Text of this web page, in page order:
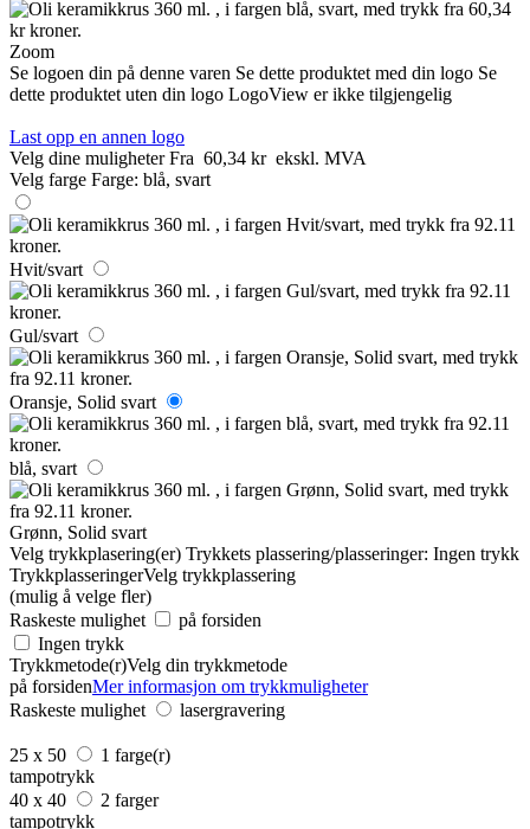
Zoom
Se logoen din på denne varen Se dette produktet med din logo Se
dette produktet uten din logo LogoView er ikke tilgjengelig
Last opp en annen logo
Velg dine muligheter Fra 60,34 kr ekskl. MVA
Velg farge Farge: blå, svart
Hvit/svart
Gul/svart
Oransje, Solid svart
blå, svart
Grønn, Solid svart
Velg trykkplasering(er) Trykkets plassering/plasseringer: Ingen trykk
TrykkplasseringerVelg trykkplassering
(mulig å velge fler)
Raskeste mulighet
på forsiden
Ingen trykk
Trykkmetode(r)Velg din trykkmetode
på forsidenMer informasjon om trykkmuligheter
Raskeste mulighet
lasergravering
25 x 50
1 farge(r)
tampotrykk
40 x 40
2 farger
tampotrykk